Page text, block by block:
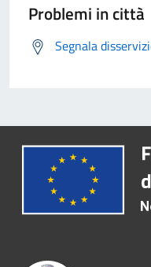
Problemi in città
Segnala